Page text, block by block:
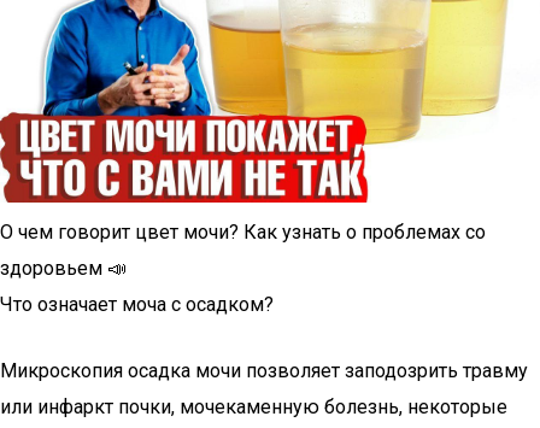
О чем говорит цвет мочи? Как узнать о проблемах со
здоровьем 📣
Что означает моча с осадком?
Микроскопия осадка мочи позволяет заподозрить травму
или инфаркт почки, мочекаменную болезнь, некоторые